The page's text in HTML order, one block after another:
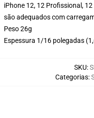
iPhone 12, 12 Profissional,
são adequados com
Peso 26g
Espessura 1/16 polegadas
SKU:
Categorias: